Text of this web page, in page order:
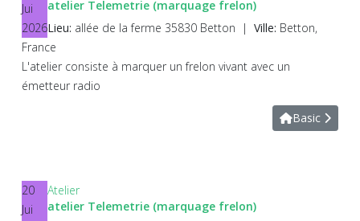
Jui
2026
atelier Telemetrie (marquage frelon)
Lieu: allée de la ferme 35830 Betton | Ville: Betton,
France
L'atelier consiste à marquer un frelon vivant avec un
émetteur radio
Basic
20
Jui
Atelier
atelier Telemetrie (marquage frelon)